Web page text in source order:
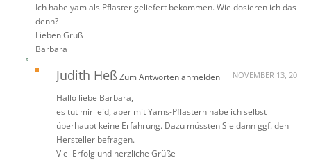
Ich habe yam als Pflaster geliefert bekommen. Wie dosieren ich das
denn?
Lieben Gruß
Barbara
Judith HeßZum Antworten anmelden NOVEMBER 13, 20
Hallo liebe Barbara,
es tut mir leid, aber mit Yams-Pflastern habe ich selbst
überhaupt keine Erfahrung. Dazu müssten Sie dann ggf. den
Hersteller befragen.
Viel Erfolg und herzliche Grüße